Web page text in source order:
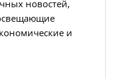
новостей,
и